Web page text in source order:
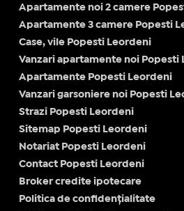
Apartamente noi 2 camere
Apartamente 3 camere Popesti
Case, vile Popesti Leordeni
Vanzari apartamente noi Popesti
Apartamente Popesti Leordeni
Vanzari garsoniere noi Popesti
Strazi Popesti Leordeni
Sitemap Popesti Leordeni
Notariat Popesti Leordeni
Contact Popesti Leordeni
Broker credite ipotecare
Politica de confidențialitate